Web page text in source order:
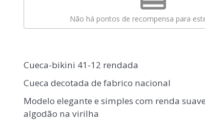
Não há pontos de recompensa para
Cueca-bikini 41-12 rendada
Cueca decotada de fabrico nacional
Modelo elegante e simples com renda
algodão na virilha